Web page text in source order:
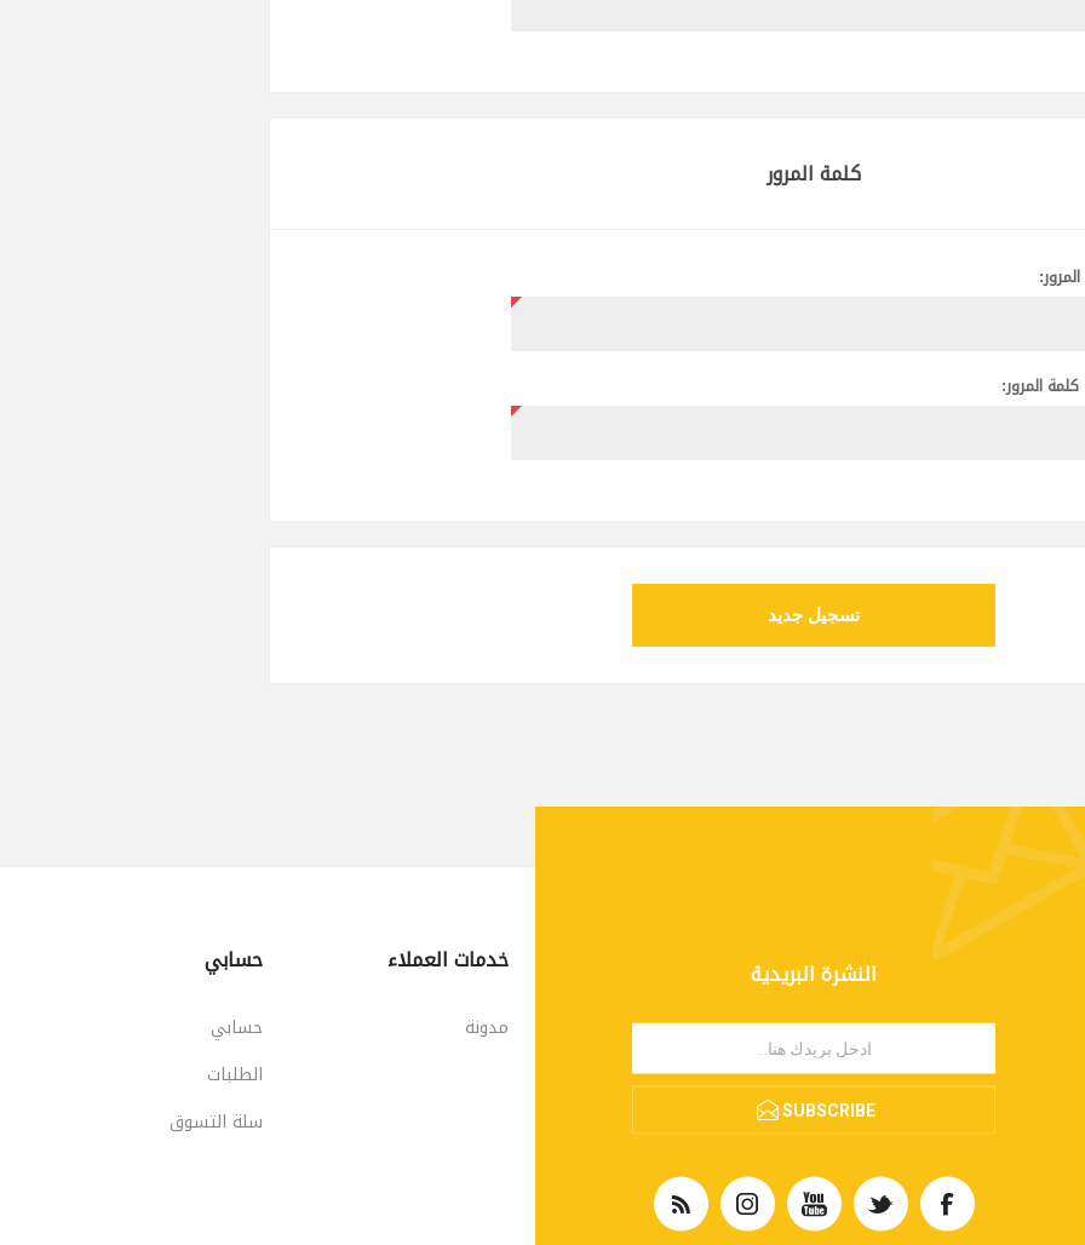
كلمة المرور
كلمة المرور:
تسجيل جديد
النشرة البريدية
SUBSCRIBE
خدمات العملاء
مدونة
حسابي
حسابي
الطلبات
سلة التسوق